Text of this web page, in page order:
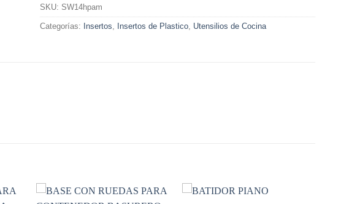
SKU: SW14hpam
Categorías: Insertos, Insertos de Plastico, Utensilios de Cocina